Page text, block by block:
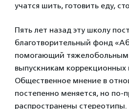
учатся шить, готовить еду,
Пять лет назад эту школу
благотворительный фонд
помогающий тяжелобольным
выпускникам коррекционных
Общественное мнение в
постепенно меняется, но по-
распространены